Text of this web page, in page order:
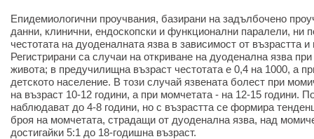
Епидемиологични проучвания, базирани на задълбочено
данни, клинични, ендоскопски и функционални паралели, ни
честотата на дуоденалната язва в зависимост от възрастта
Регистрирани са случаи на откриване на дуоденална язва
живота; в предучилищна възраст честотата е 0,4 на 1000, а
детското население. В този случай язвената болест при
на възраст 10-12 години, а при момчетата - на 12-15 години.
наблюдават до 4-8 години, но с възрастта се формира
броя на момчетата, страдащи от дуоденална язва, над
достигайки 5:1 до 18-годишна възраст.